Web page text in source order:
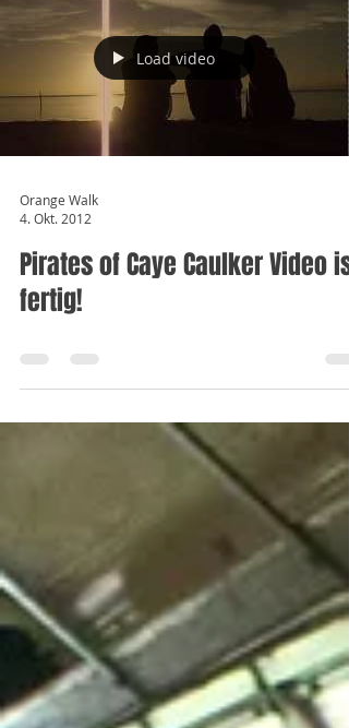
Ich mag es wenns tief geht. Das kann ein gutes
Rotweingespräch sein, ein intensives Volleyballspiel
oder eine Freundschaft - nur so zum...
Load video
Orange Walk
Pirates of Caye Caulker Video ist